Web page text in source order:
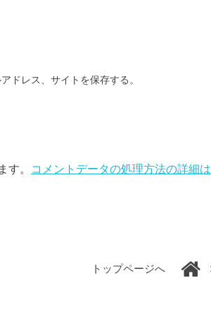
ドレス、サイトを保存する。
す。
コメントデータの処理方法の詳細は
トップページへ